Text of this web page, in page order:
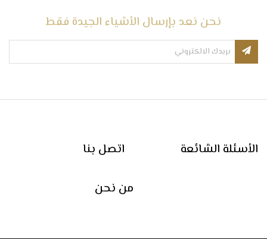
نحن نعد بإرسال الأشياء الجيدة فقط
اتصل بنا الأسئلة الشائعة
من نحن